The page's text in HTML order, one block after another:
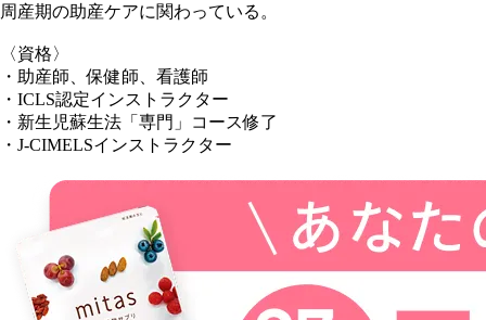
周産期の助産ケアに関わっている。
〈資格〉
・助産師、保健師、看護師
・ICLS認定インストラクター
・新生児蘇生法「専門」コース修了
・J-CIMELSインストラクター